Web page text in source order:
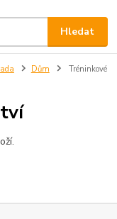
Hledat
Dům
Tréninkové